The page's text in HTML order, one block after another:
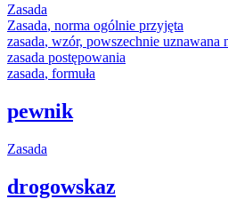
Zasada
Zasada, norma ogólnie przyjęta
zasada, wzór, powszechnie uznawana
zasada postępowania
zasada, formuła
pewnik
Zasada
drogowskaz